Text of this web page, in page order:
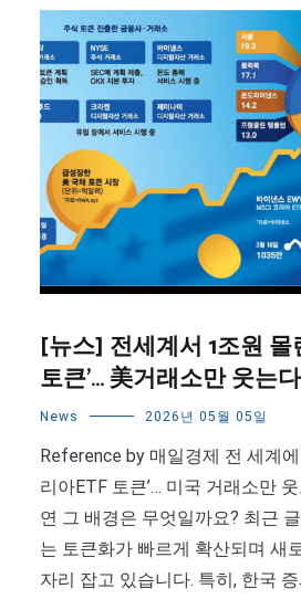
[뉴스] 전세계서 1조원 몰
토큰’… 美거래소만 웃는다
News 2026년 05월 05일
Reference by 매일경제 전 세계
리아ETF 토큰’… 미국 거래소만
연 그 배경은 무엇일까요? 최근
는 토큰화가 빠르게 확산되며 새
자리 잡고 있습니다. 특히, 한국